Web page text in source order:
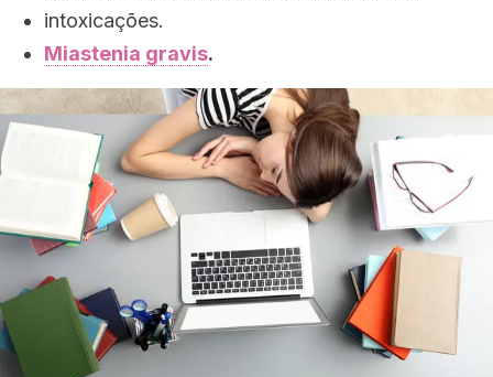
intoxicações.
Miastenia gravis.